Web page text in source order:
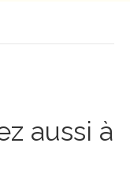
aussi à